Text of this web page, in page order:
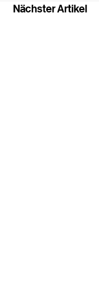
Nächster Artikel